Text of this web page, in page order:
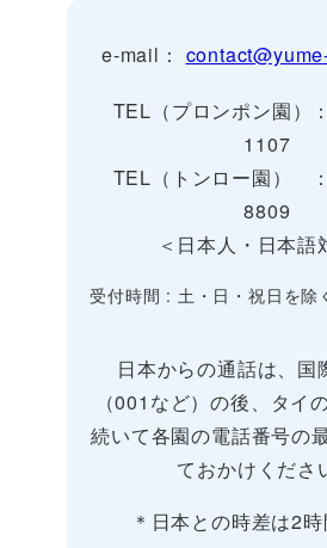
e-mail：
TEL（プロンポン園）
1107
TEL（トンロー園）
8809
＜日本人・日本語
受付時間 : 土・日・祝日を
日本からの通話は、国
（001など）の後、タイ
続いて各園の電話番号の
ておかけくださ
＊日本との時差は2時